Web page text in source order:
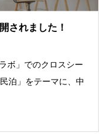
されました！
ボ」でのクロスシー
泊」をテーマに、中